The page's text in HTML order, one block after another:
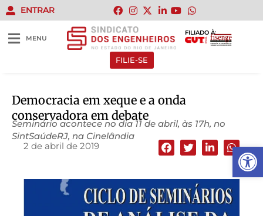
Abrir
ENTRAR
MENU
FILIADO À:
FILIE-SE
Democracia em xeque e a onda
conservadora em debate
Seminário acontece no dia 11 de abril, às 17h, no
SintSaúdeRJ, na Cinelândia
2 de abril de 2019